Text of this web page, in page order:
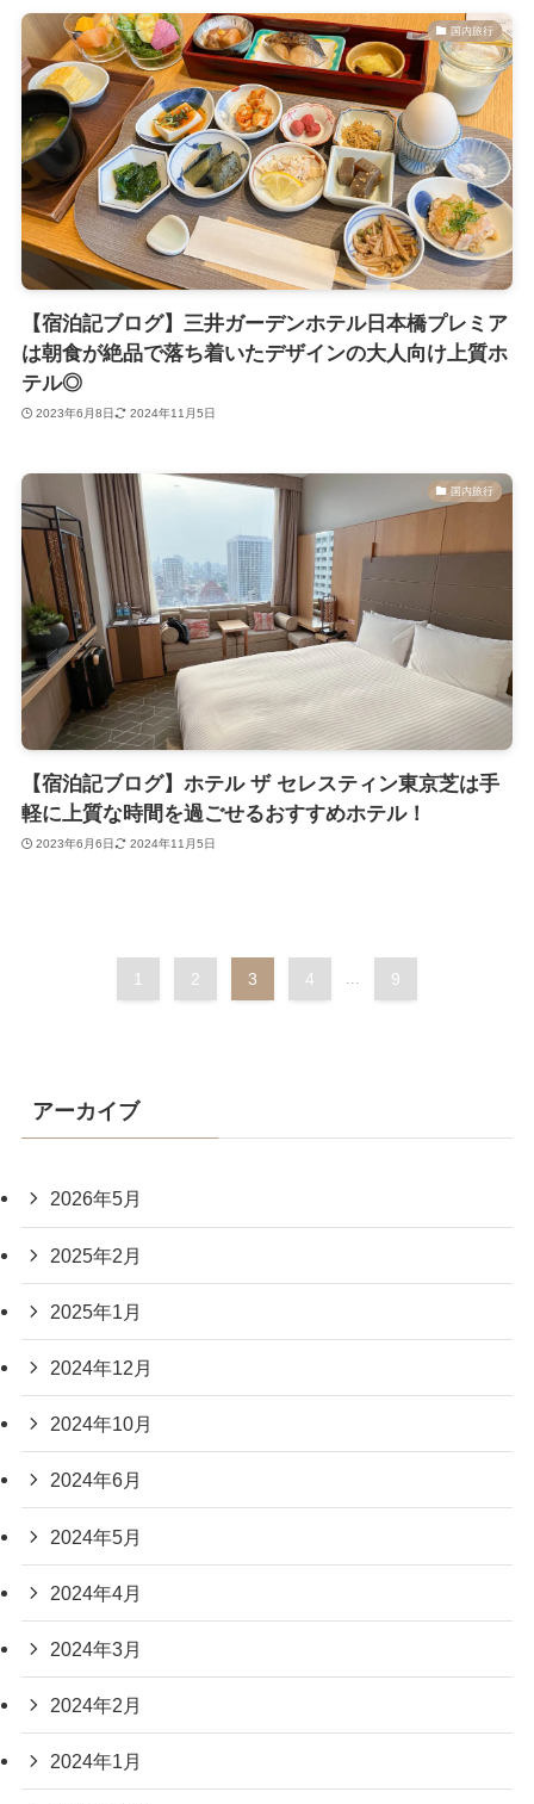
国内旅行
【宿泊記ブログ】三井ガーデンホテル日本橋プレミア
は朝食が絶品で落ち着いたデザインの大人向け上質ホ
テル◎
2023年6月8日 2024年11月5日
国内旅行
【宿泊記ブログ】ホテル ザ セレスティン東京芝は手
軽に上質な時間を過ごせるおすすめホテル！
2023年6月6日 2024年11月5日
1 2 3 4 ... 9
アーカイブ
2026年5月
2025年2月
2025年1月
2024年12月
2024年10月
2024年6月
2024年5月
2024年4月
2024年3月
2024年2月
2024年1月